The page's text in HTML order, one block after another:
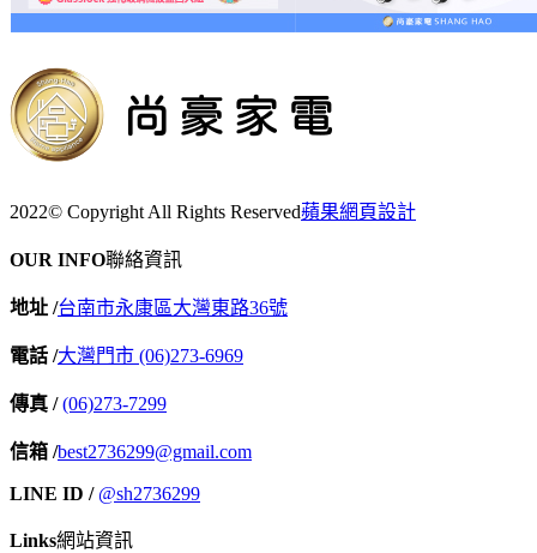
2022© Copyright All Rights Reserved蘋果網頁設計
OUR INFO聯絡資訊
地址 /台南市永康區大灣東路36號
電話 /大灣門市 (06)273-6969
傳真 /(06)273-7299
信箱 /best2736299@gmail.com
LINE ID / @sh2736299
Links網站資訊